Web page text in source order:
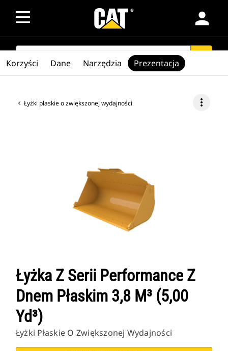
person
SEARCH
Łyżki płaskie o zwiększonej wydajności more_vert
Łyżka Z Serii Performance Z
Dnem Płaskim 3,8 M³ (5,00
Yd³)
Łyżki Płaskie O Zwiększonej Wydajności
Korzyści Dane Narzędzia Prezentacja